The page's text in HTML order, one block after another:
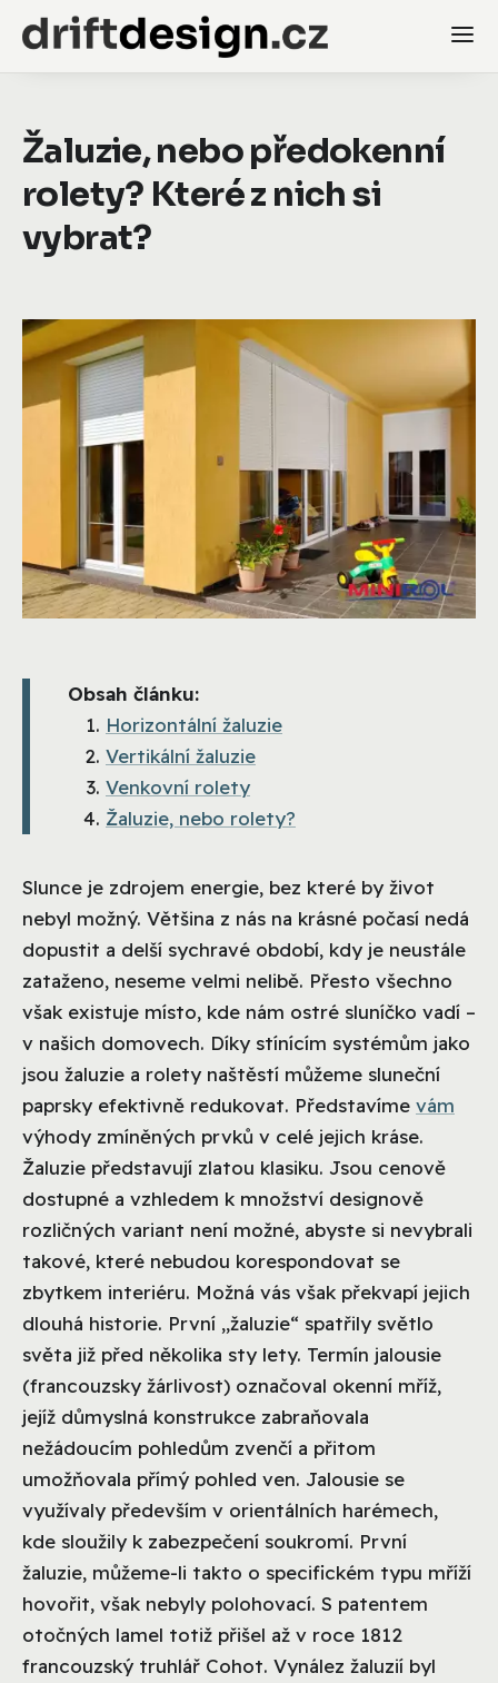
Žaluzie, nebo předokenní
rolety? Které z nich si
vybrat?
Obsah článku:
Horizontální žaluzie
Vertikální žaluzie
Venkovní rolety
Žaluzie, nebo rolety?
Slunce je zdrojem energie, bez které by život
nebyl možný. Většina z nás na krásné počasí nedá
dopustit a delší sychravé období, kdy je neustále
zataženo, neseme velmi nelibě. Přesto všechno
však existuje místo, kde nám ostré sluníčko vadí –
v našich domovech. Díky stínícím systémům jako
jsou žaluzie a rolety naštěstí můžeme sluneční
paprsky efektivně redukovat. Představíme vám
výhody zmíněných prvků v celé jejich kráse.
Žaluzie představují zlatou klasiku. Jsou cenově
dostupné a vzhledem k množství designově
rozličných variant není možné, abyste si nevybrali
takové, které nebudou korespondovat se
zbytkem interiéru. Možná vás však překvapí jejich
dlouhá historie. První „žaluzie“ spatřily světlo
světa již před několika sty lety. Termín jalousie
(francouzsky žárlivost) označoval okenní mříž,
jejíž důmyslná konstrukce zabraňovala
nežádoucím pohledům zvenčí a přitom
umožňovala přímý pohled ven. Jalousie se
využívaly především v orientálních harémech,
kde sloužily k zabezpečení soukromí. První
žaluzie, můžeme-li takto o specifickém typu mříží
hovořit, však nebyly polohovací. S patentem
otočných lamel totiž přišel až v roce 1812
francouzský truhlář Cohot. Vynález žaluzií byl